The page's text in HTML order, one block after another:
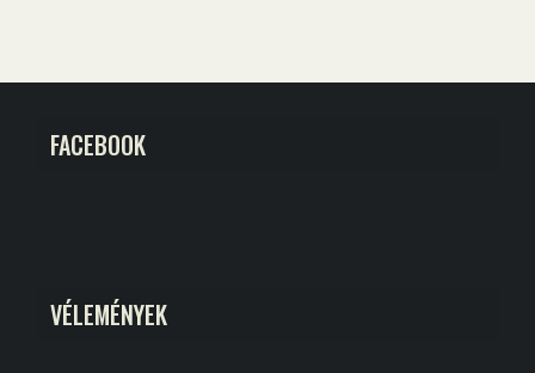
FACEBOOK
VÉLEMÉNYEK